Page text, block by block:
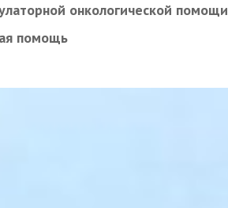
онкологической помощи
помощь